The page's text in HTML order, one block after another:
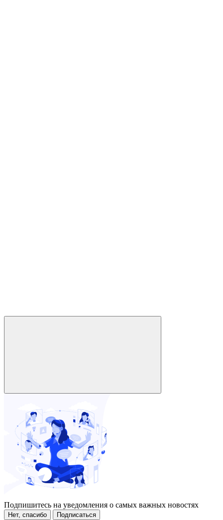
Подпишитесь на уведомления о самых важных новостях
Нет, спасибо Подписаться